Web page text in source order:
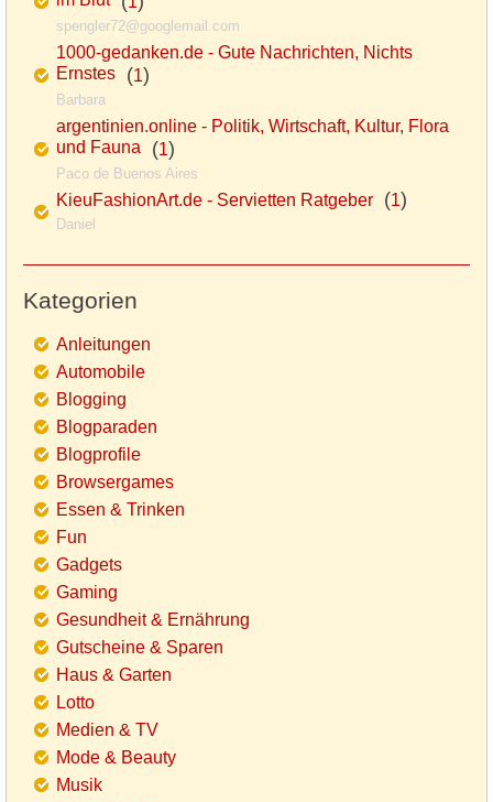
spengler72@googlemail.com
1000-gedanken.de - Gute Nachrichten, Nichts
Ernstes (1)
Barbara
argentinien.online - Politik, Wirtschaft, Kultur, Flora
und Fauna (1)
Paco de Buenos Aires
KieuFashionArt.de - Servietten Ratgeber (1)
Daniel
Kategorien
Anleitungen
Automobile
Blogging
Blogparaden
Blogprofile
Browsergames
Essen & Trinken
Fun
Gadgets
Gaming
Gesundheit & Ernährung
Gutscheine & Sparen
Haus & Garten
Lotto
Medien & TV
Mode & Beauty
Musik